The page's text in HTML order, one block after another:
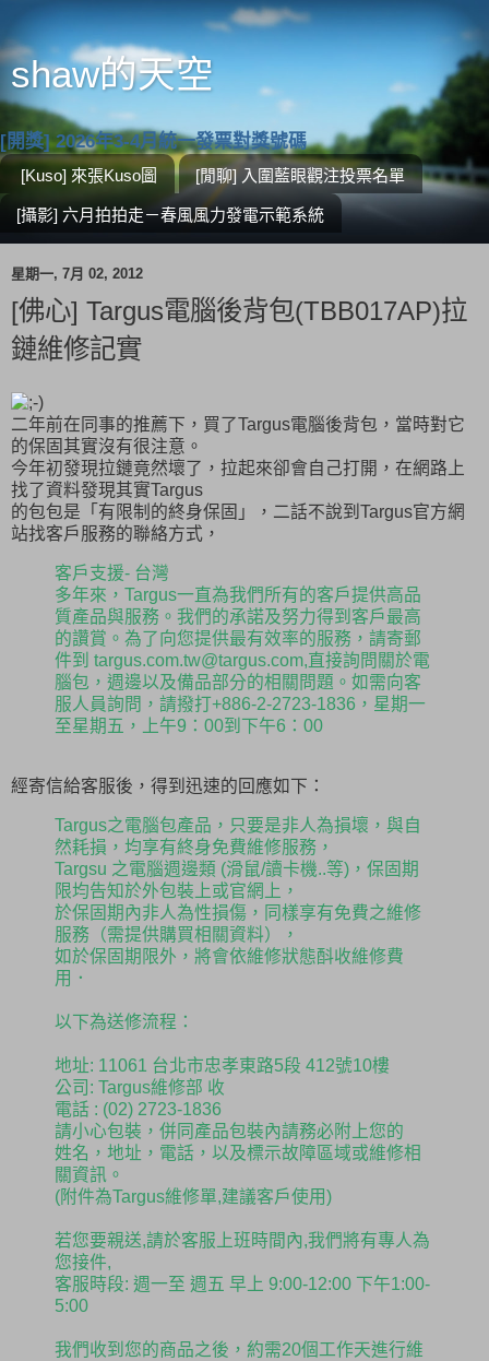
shaw的天空
[開獎] 2026年3-4月統一發票對獎號碼
[Kuso] 來張Kuso圖 [閒聊] 入圍藍眼觀注投票名單
[攝影] 六月拍拍走－春風風力發電示範系統
星期一, 7月 02, 2012
[佛心] Targus電腦後背包(TBB017AP)拉
鏈維修記實
二年前在同事的推薦下，買了Targus電腦後背包，當時對它
的保固其實沒有很注意。
今年初發現拉鏈竟然壞了，拉起來卻會自己打開，在網路上
找了資料發現其實Targus
的包包是「有限制的終身保固」，二話不說到Targus官方網
站找客戶服務的聯絡方式，
客戶支援- 台灣
多年來，Targus一直為我們所有的客戶提供高品
質產品與服務。我們的承諾及努力得到客戶最高
的讚賞。為了向您提供最有效率的服務，請寄郵
件到 targus.com.tw@targus.com,直接詢問關於電
腦包，週邊以及備品部分的相關問題。如需向客
服人員詢問，請撥打+886-2-2723-1836，星期一
至星期五，上午9：00到下午6：00
經寄信給客服後，得到迅速的回應如下：
Targus之電腦包產品，只要是非人為損壞，與自
然耗損，均享有終身免費維修服務，
Targsu 之電腦週邊類 (滑鼠/讀卡機..等)，保固期
限均告知於外包裝上或官網上，
於保固期內非人為性損傷，同樣享有免費之維修
服務（需提供購買相關資料），
如於保固期限外，將會依維修狀態酙收維修費
用．
以下為送修流程：
地址: 11061 台北市忠孝東路5段 412號10樓
公司: Targus維修部 收
電話 : (02) 2723-1836
請小心包裝，併同產品包裝內請務必附上您的
姓名，地址，電話，以及標示故障區域或維修相
關資訊。
(附件為Targus維修單,建議客戶使用)
若您要親送,請於客服上班時間內,我們將有專人為
您接件,
客服時段: 週一至 週五 早上 9:00-12:00 下午1:00-
5:00
我們收到您的商品之後，約需20個工作天進行維